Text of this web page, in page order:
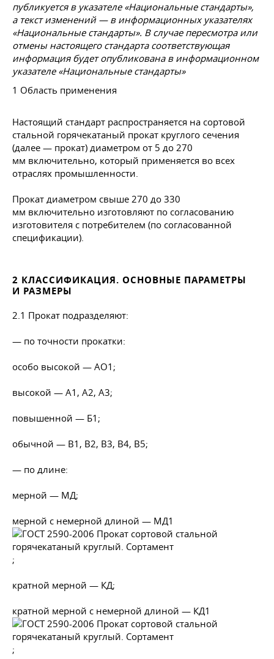
публикуется в указателе «Национальные стандарты»,
а текст изменений — в информационных указателях
«Национальные стандарты». В случае пересмотра или
отмены настоящего стандарта соответствующая
информация будет опубликована в информационном
указателе «Национальные стандарты»
1 Область применения
Настоящий стандарт распространяется на сортовой
стальной горячекатаный прокат круглого сечения
(далее — прокат) диаметром от 5 до 270
мм включительно, который применяется во всех
отраслях промышленности.
Прокат диаметром свыше 270 до 330
мм включительно изготовляют по согласованию
изготовителя с потребителем (по согласованной
спецификации).
2 КЛАССИФИКАЦИЯ. ОСНОВНЫЕ ПАРАМЕТРЫ
И РАЗМЕРЫ
2.1 Прокат подразделяют:
— по точности прокатки:
особо высокой — АО1;
высокой — А1, А2, A3;
повышенной — Б1;
обычной — В1, В2, В3, В4, В5;
— по длине:
мерной — МД;
мерной с немерной длиной — МД1
;
кратной мерной — КД;
кратной мерной с немерной длиной — КД1
;